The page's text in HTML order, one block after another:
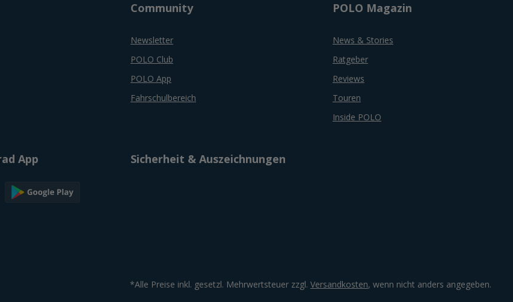
Community
Newsletter
POLO Club
POLO App
Fahrschulbereich
POLO Magazin
News & Stories
Ratgeber
Reviews
Touren
Inside POLO
App Sicherheit & Auszeichnungen
*Alle Preise inkl. gesetzl. Mehrwertsteuer zzgl. Versandkosten, wenn nicht anders angegeben.